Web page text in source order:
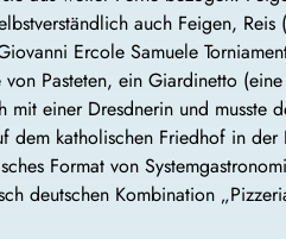
auch Feigen,
Ercole Samuele
Pasteten, ein Giardinetto
mit einer Dresdnerin und
dem katholischen Friedhof in der
Format von
deutschen Kombination